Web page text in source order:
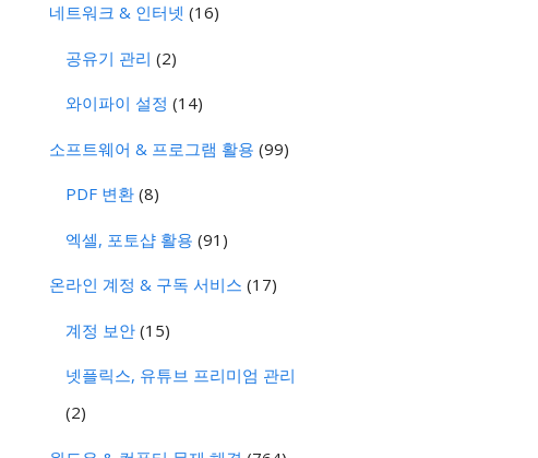
네트워크 & 인터넷 (16)
공유기 관리 (2)
와이파이 설정 (14)
소프트웨어 & 프로그램 활용 (99)
PDF 변환 (8)
엑셀, 포토샵 활용 (91)
온라인 계정 & 구독 서비스 (17)
계정 보안 (15)
넷플릭스, 유튜브 프리미엄 관리
(2)